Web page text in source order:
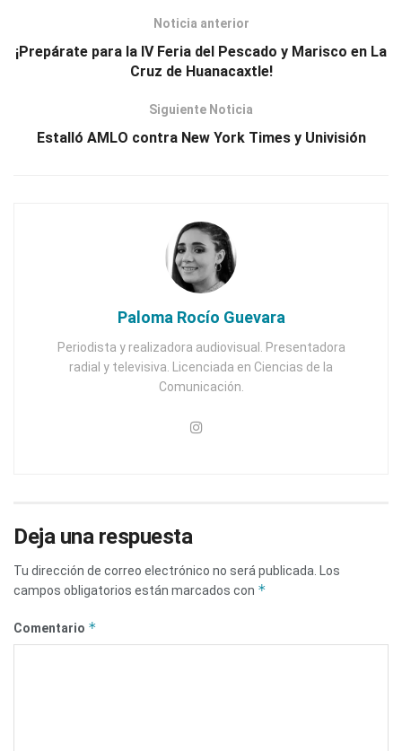
Noticia anterior
¡Prepárate para la IV Feria del Pescado y Marisco en La
Cruz de Huanacaxtle!
Siguiente Noticia
Estalló AMLO contra New York Times y Univisión
Paloma Rocío Guevara
Periodista y realizadora audiovisual. Presentadora
radial y televisiva. Licenciada en Ciencias de la
Comunicación.
Deja una respuesta
Tu dirección de correo electrónico no será publicada.
Los
campos obligatorios están marcados con *
Comentario *